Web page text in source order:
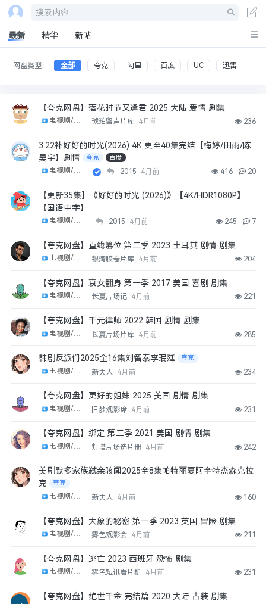
搜索内容...
最新 精华 新帖
网盘类型： 全部 夸克 阿里 百度 UC 迅雷
【夸克网盘】落花时节又逢君 2025 大陆 爱情 剧集
电视剧/剧集 琥珀留声片库 4月前 236
3.22补好好的时光(2026) 4K 更至40集完结【梅婷/田雨/陈
昊宇】剧情
夸克 百度
电视剧/剧集 2015 4月前 416 20
【更新35集】《好好的时光 (2026)》【4K/HDR1080P】
【国语中字】
电视剧/剧集 2015 4月前 245 7
【夸克网盘】直线篡位 第二季 2023 土耳其 剧情 剧集
电视剧/剧集 银湾胶卷片库 4月前 204
【夸克网盘】衰女翻身 第一季 2017 美国 喜剧 剧集
电视剧/剧集 长夏片场记 4月前 221
【夸克网盘】千元律师 2022 韩国 剧情 剧集
长夏片场片库 4月前 285
韩剧反派们2025全16集刘智泰李珉廷 夸克
新夫人 4月前 234
【夸克网盘】更好的姐妹 2025 美国 剧情 剧集
旧梦观影席 4月前 231
【夸克网盘】绑定 第二季 2021 美国 剧情 剧集
电视剧/剧集 灯塔片场选片册 4月前 242
美剧默多家族弑亲骇闻2025全8集帕特丽夏阿奎特杰森克拉
克
夸克
电视剧/剧集 新夫人 4月前 160
【夸克网盘】大象的秘密 第一季 2023 英国 冒险 剧集
电视剧/剧集 雾色观影会 4月前 211
【夸克网盘】逃亡 2023 西班牙 恐怖 剧集
电视剧/剧集 雾色短讯看片机 4月前 231
【夸克网盘】绝世千金 完结篇 2020 大陆 古装 剧集